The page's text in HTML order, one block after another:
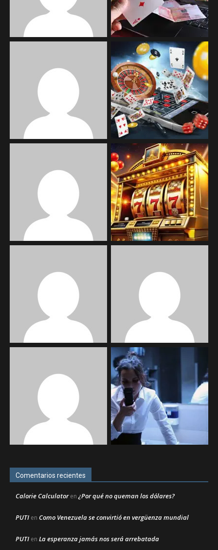
Comentarios recientes
Calorie Calculatoren¿Por qué no queman los dólares?
PUTI en Como Venezuela se convirtió en vergüenza mundial
PUTI en La esperanza jamás nos será arrebatada